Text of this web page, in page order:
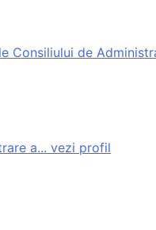
Consiliului de
a... vezi profil